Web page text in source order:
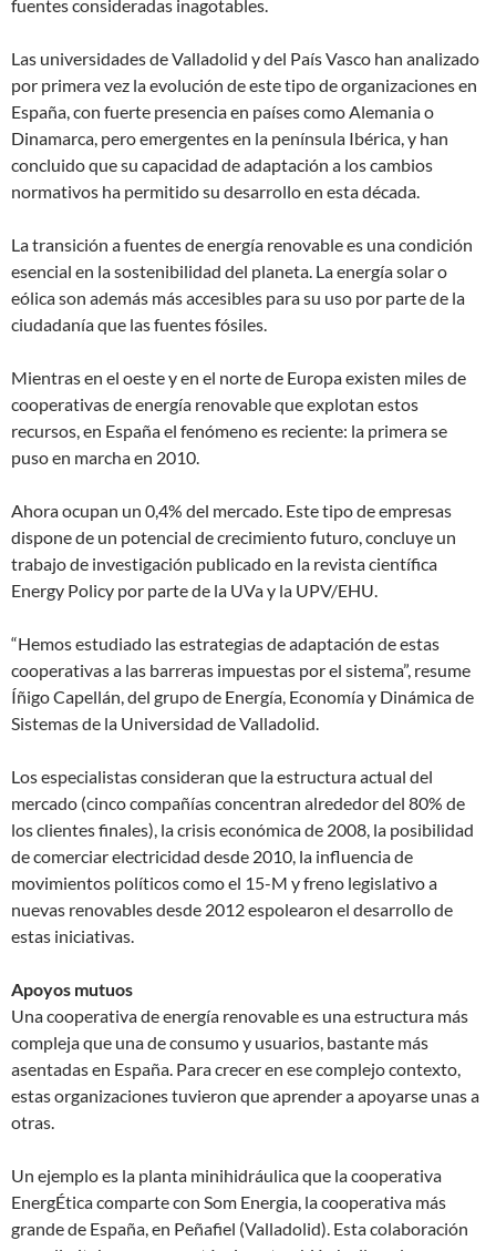
fuentes consideradas inagotables.
Las universidades de Valladolid y del País Vasco han analizado
por primera vez la evolución de este tipo de organizaciones en
España, con fuerte presencia en países como Alemania o
Dinamarca, pero emergentes en la península Ibérica, y han
concluido que su capacidad de adaptación a los cambios
normativos ha permitido su desarrollo en esta década.
La transición a fuentes de energía renovable es una condición
esencial en la sostenibilidad del planeta. La energía solar o
eólica son además más accesibles para su uso por parte de la
ciudadanía que las fuentes fósiles.
Mientras en el oeste y en el norte de Europa existen miles de
cooperativas de energía renovable que explotan estos
recursos, en España el fenómeno es reciente: la primera se
puso en marcha en 2010.
Ahora ocupan un 0,4% del mercado. Este tipo de empresas
dispone de un potencial de crecimiento futuro, concluye un
trabajo de investigación publicado en la revista científica
Energy Policy por parte de la UVa y la UPV/EHU.
“Hemos estudiado las estrategias de adaptación de estas
cooperativas a las barreras impuestas por el sistema”, resume
Íñigo Capellán, del grupo de Energía, Economía y Dinámica de
Sistemas de la Universidad de Valladolid.
Los especialistas consideran que la estructura actual del
mercado (cinco compañías concentran alrededor del 80% de
los clientes finales), la crisis económica de 2008, la posibilidad
de comerciar electricidad desde 2010, la influencia de
movimientos políticos como el 15-M y freno legislativo a
nuevas renovables desde 2012 espolearon el desarrollo de
estas iniciativas.
Apoyos mutuos
Una cooperativa de energía renovable es una estructura más
compleja que una de consumo y usuarios, bastante más
asentadas en España. Para crecer en ese complejo contexto,
estas organizaciones tuvieron que aprender a apoyarse unas a
otras.
Un ejemplo es la planta minihidráulica que la cooperativa
EnergÉtica comparte con Som Energia, la cooperativa más
grande de España, en Peñafiel (Valladolid). Esta colaboración